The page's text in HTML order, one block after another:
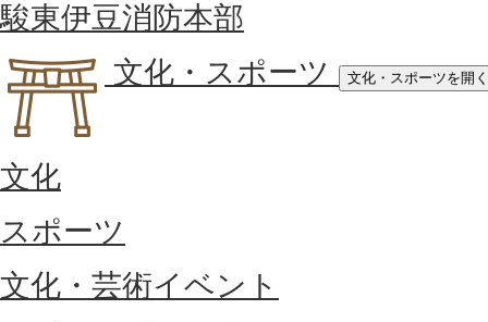
駿東伊豆消防本部
文化・スポーツ
文化・スポーツを開く
文化
スポーツ
文化・芸術イベント